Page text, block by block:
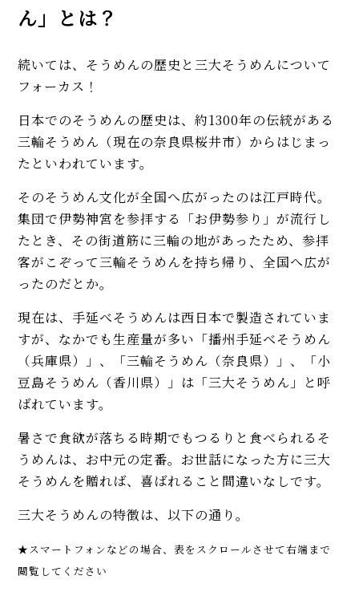
ん」とは？
続いては、そうめんの歴史と三大そうめんについて
フォーカス！
日本でのそうめんの歴史は、約1300年の伝統がある
三輪そうめん（現在の奈良県桜井市）からはじまっ
たといわれています。
そのそうめん文化が全国へ広がったのは江戸時代。
集団で伊勢神宮を参拝する「お伊勢参り」が流行し
たとき、その街道筋に三輪の地があったため、参拝
客がこぞって三輪そうめんを持ち帰り、全国へ広が
ったのだとか。
現在は、手延べそうめんは西日本で製造されていま
すが、なかでも生産量が多い「播州手延べそうめん
（兵庫県）」、「三輪そうめん（奈良県）」、「小
豆島そうめん（香川県）」は「三大そうめん」と呼
ばれています。
暑さで食欲が落ちる時期でもつるりと食べられるそ
うめんは、お中元の定番。お世話になった方に三大
そうめんを贈れば、喜ばれること間違いなしです。
三大そうめんの特徴は、以下の通り。
★スマートフォンなどの場合、表をスクロールさせて右端まで
閲覧してください